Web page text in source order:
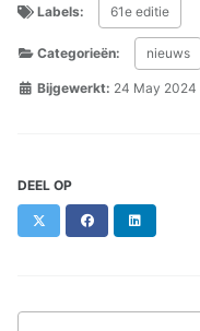
Labels: 61e editie
Categorieën: nieuws
Bijgewerkt: 24 May 2024
DEEL OP
Facebook